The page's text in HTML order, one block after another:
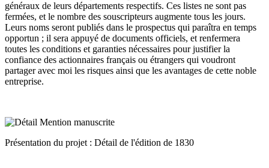
généraux de leurs départements respectifs. Ces listes ne sont pas
fermées, et le nombre des souscripteurs augmente tous les jours.
Leurs noms seront publiés dans le prospectus qui paraîtra en temps
opportun ; il sera appuyé de documents officiels, et renfermera
toutes les conditions et garanties nécessaires pour justifier la
confiance des actionnaires français ou étrangers qui voudront
partager avec moi les risques ainsi que les avantages de cette noble
entreprise.
Présentation du projet : Détail de l'édition de 1830